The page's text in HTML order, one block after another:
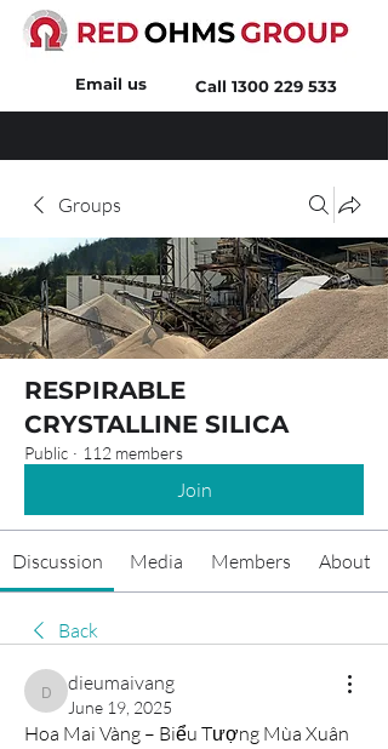
Email us Call 1300 229 533
Groups
RESPIRABLE
CRYSTALLINE SILICA
Public · 112 members
Join
Discussion Media Members About
Back
dieumaivang
dieumaivang
June 19, 2025
Hoa Mai Vàng – Biểu Tượng Mùa Xuân